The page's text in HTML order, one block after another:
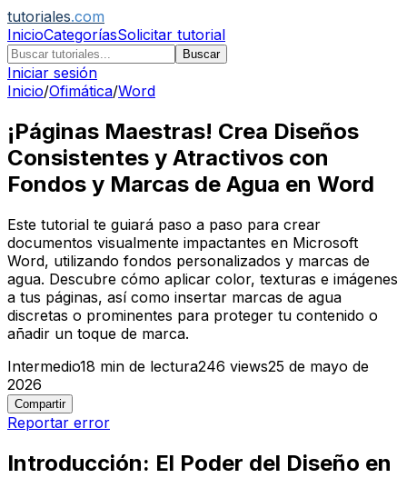
tutoriales.com
InicioCategoríasSolicitar tutorial
Buscar
Iniciar sesión
Inicio/Ofimática/Word
¡Páginas Maestras! Crea Diseños
Consistentes y Atractivos con
Fondos y Marcas de Agua en Word
Este tutorial te guiará paso a paso para crear
documentos visualmente impactantes en Microsoft
Word, utilizando fondos personalizados y marcas de
agua. Descubre cómo aplicar color, texturas e imágenes
a tus páginas, así como insertar marcas de agua
discretas o prominentes para proteger tu contenido o
añadir un toque de marca.
Intermedio18 min de lectura246 views25 de mayo de
2026
Compartir
Reportar error
Introducción: El Poder del Diseño en